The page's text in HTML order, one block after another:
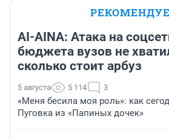
AI-AINA: Атака на
бюджета вузов не
сколько стоит арбуз
5 августа 5 114 3
«Меня бесила моя роль»: как
Пуговка из «Папиных дочек»